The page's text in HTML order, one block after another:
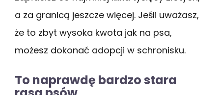
a za granicą jeszcze więcej. Jeśli uważasz,
że to zbyt wysoka kwota jak na psa,
możesz dokonać adopcji w schronisku.
To naprawdę bardzo stara